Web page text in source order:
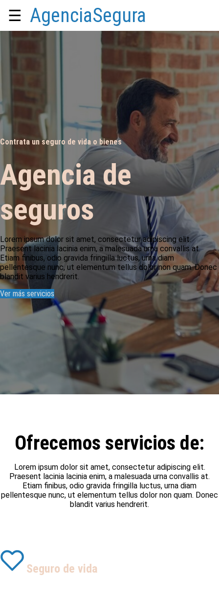
☰ AgenciaSegura
Contrata un seguro de vida o bienes
Agencia de
seguros
Lorem ipsum dolor sit amet, consectetur adipiscing elit.
Praesent lacinia lacinia enim, a malesuada urna convallis at.
Etiam finibus, odio gravida fringilla luctus, urna diam
pellentesque nunc, ut elementum tellus dolor non quam. Donec
blandit varius hendrerit.
Ver más servicios
Ofrecemos servicios de:
Lorem ipsum dolor sit amet, consectetur adipiscing elit.
Praesent lacinia lacinia enim, a malesuada urna convallis at.
Etiam finibus, odio gravida fringilla luctus, urna diam
pellentesque nunc, ut elementum tellus dolor non quam. Donec
blandit varius hendrerit.
Seguro de vida